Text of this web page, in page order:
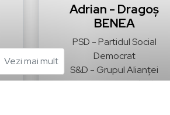
Adrian - Dragoș
BENEA
PSD - Partidul Social
Democrat
S&D - Grupul Alianței
Progresiste a Socialiștilor și
Vezi mai mult